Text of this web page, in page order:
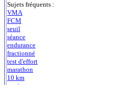
Sujets fréquents :
VMA
FCM
seuil
séance
endurance
fractionné
test d'effort
marathon
10 km